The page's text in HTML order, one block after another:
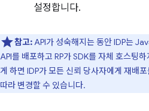
설정합니다.
참고:API가 성숙해지는 동안 IDP는
API를 배포하고 RP가 SDK를 자체 호스팅
게 하면 IDP가 모든 신뢰 당사자에게 재배
따라 변경할 수 있습니다.